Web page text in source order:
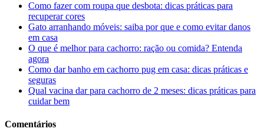
Como fazer com roupa que desbota: dicas práticas para
recuperar cores
Gato arranhando móveis: saiba por que e como evitar danos
em casa
O que é melhor para cachorro: ração ou comida? Entenda
agora
Como dar banho em cachorro pug em casa: dicas práticas e
seguras
Qual vacina dar para cachorro de 2 meses: dicas práticas para
cuidar bem
Comentários